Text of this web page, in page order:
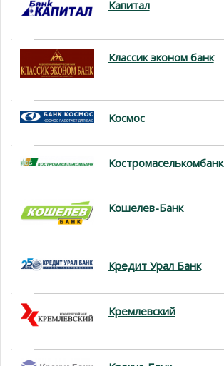
Капитал
Классик эконом банк
Космос
Костромаселькомбанк
Кошелев-Банк
Кредит Урал Банк
Кремлевский